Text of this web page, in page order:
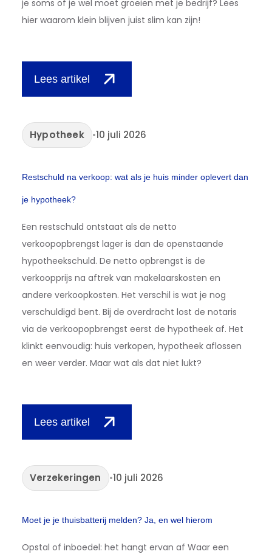
je soms of je wel moet groeien met je bedrijf? Lees
hier waarom klein blijven juist slim kan zijn!
Lees artikel
Hypotheek •10 juli 2026
Restschuld na verkoop: wat als je huis minder oplevert dan
je hypotheek?
Een restschuld ontstaat als de netto
verkoopopbrengst lager is dan de openstaande
hypotheekschuld. De netto opbrengst is de
verkoopprijs na aftrek van makelaarskosten en
andere verkoopkosten. Het verschil is wat je nog
verschuldigd bent. Bij de overdracht lost de notaris
via de verkoopopbrengst eerst de hypotheek af. Het
klinkt eenvoudig: huis verkopen, hypotheek aflossen
en weer verder. Maar wat als dat niet lukt?
Lees artikel
Verzekeringen •10 juli 2026
Moet je je thuisbatterij melden? Ja, en wel hierom
Opstal of inboedel: het hangt ervan af Waar een